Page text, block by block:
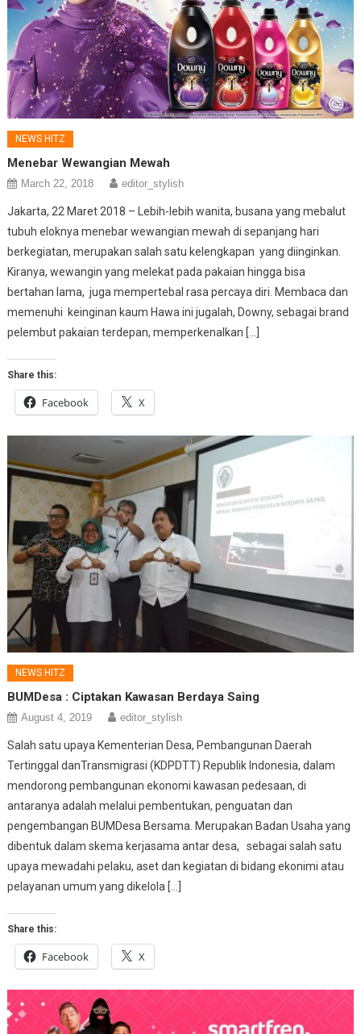
NEWS HITZ
Menebar Wewangian Mewah
March 22, 2018 editor_stylish
Jakarta, 22 Maret 2018 – Lebih-lebih wanita, busana yang mebalut
tubuh eloknya menebar wewangian mewah di sepanjang hari
berkegiatan, merupakan salah satu kelengkapan yang diinginkan.
Kiranya, wewangin yang melekat pada pakaian hingga bisa
bertahan lama, juga mempertebal rasa percaya diri. Membaca dan
memenuhi keinginan kaum Hawa ini jugalah, Downy, sebagai brand
pelembut pakaian terdepan, memperkenalkan […]
Share this:
Facebook X
NEWS HITZ
BUMDesa : Ciptakan Kawasan Berdaya Saing
August 4, 2019 editor_stylish
Salah satu upaya Kementerian Desa, Pembangunan Daerah
Tertinggal danTransmigrasi (KDPDTT) Republik Indonesia, dalam
mendorong pembangunan ekonomi kawasan pedesaan, di
antaranya adalah melalui pembentukan, penguatan dan
pengembangan BUMDesa Bersama. Merupakan Badan Usaha yang
dibentuk dalam skema kerjasama antar desa, sebagai salah satu
upaya mewadahi pelaku, aset dan kegiatan di bidang ekonimi atau
pelayanan umum yang dikelola […]
Share this:
Facebook X